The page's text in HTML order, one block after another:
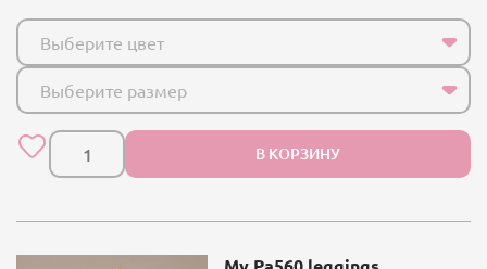
Выберите цвет
Выберите размер
В КОРЗИНУ